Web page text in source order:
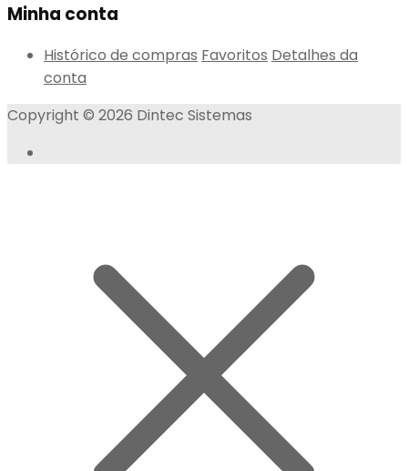
Minha conta
Histórico de compras Favoritos Detalhes da
conta
Copyright © 2026 Dintec Sistemas